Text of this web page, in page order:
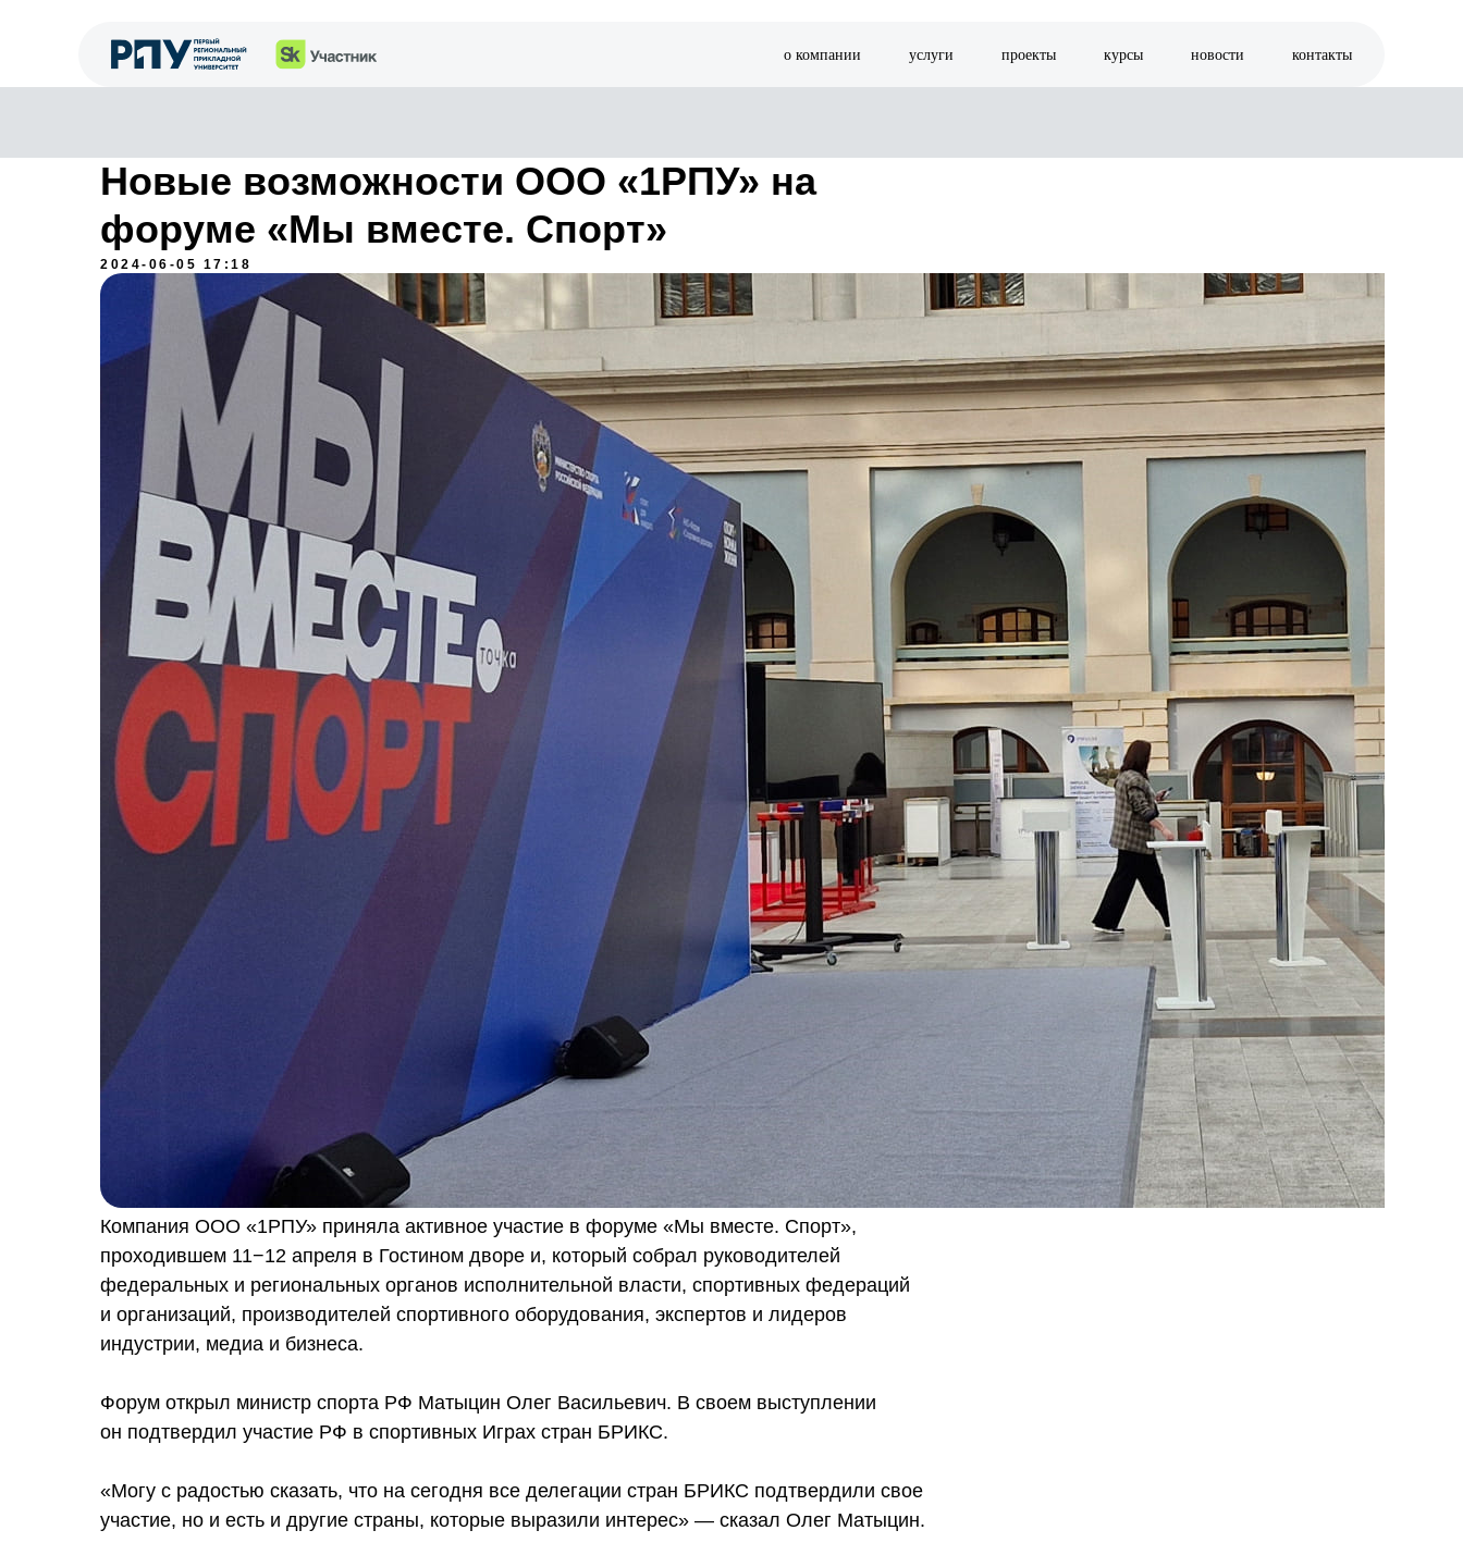
о компании услуги проекты курсы новости контакты
Новые возможности ООО «1РПУ» на
форуме «Мы вместе. Спорт»
2024-06-05 17:18
Компания ООО «1РПУ» приняла активное участие в форуме «Мы вместе. Спорт»,
проходившем 11−12 апреля в Гостином дворе и, который собрал руководителей
федеральных и региональных органов исполнительной власти, спортивных федераций
и организаций, производителей спортивного оборудования, экспертов и лидеров
индустрии, медиа и бизнеса.
Форум открыл министр спорта РФ Матыцин Олег Васильевич. В своем выступлении
он подтвердил участие РФ в спортивных Играх стран БРИКС.
«Могу с радостью сказать, что на сегодня все делегации стран БРИКС подтвердили свое
участие, но и есть и другие страны, которые выразили интерес» — сказал Олег Матыцин.